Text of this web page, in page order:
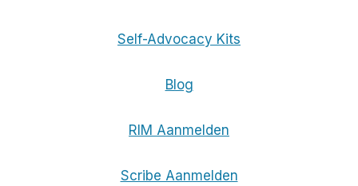
Self-Advocacy Kits
Blog
RIM Aanmelden
Scribe Aanmelden